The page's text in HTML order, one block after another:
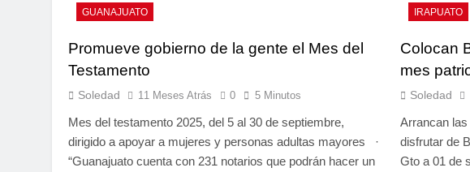
GUANAJUATO
Promueve gobierno de la gente el Mes del
Testamento
Soledad 11 Meses Atrás 0 5 Minutos
Mes del testamento 2025, del 5 al 30 de septiembre,
dirigido a apoyar a mujeres y personas adultas mayores ·
“Guanajuato cuenta con 231 notarios que podrán hacer un
IRAPUATO
Colocan
mes
Soledad
Arrancan las
disfrutar de
Gto a 01 de